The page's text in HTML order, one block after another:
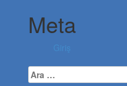
Meta
Arama: